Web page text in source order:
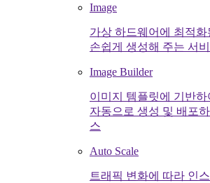
Image
가상 하드웨어에 최적
손쉽게 생성해 주는 서
Image Builder
이미지 템플릿에 기반
자동으로 생성 및 배포
스
Auto Scale
트래픽 변화에 따라 인